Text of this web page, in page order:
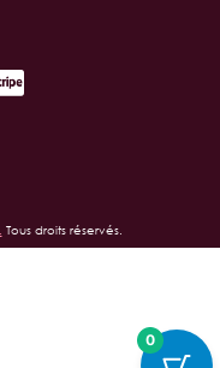
Tous droits réservés.
0